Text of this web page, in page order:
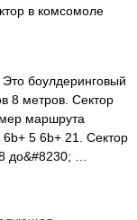
в комсомоле
боулдеринговый
8 метров. Сектор
маршрута
5 6b+ 21. Сектор
до&#8230; …